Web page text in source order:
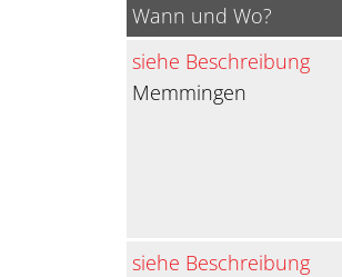
Wann und Wo?
siehe Beschreibung
Memmingen
siehe Beschreibung